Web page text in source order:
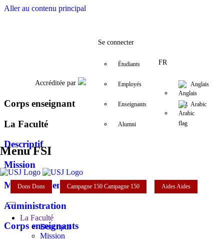
Aller au contenu principal
FacebookTwitter
Accréditée par
Se connecter
Étudiants
Employés
Enseignants
Alumni
FR
Anglais
Arabic
Menu FSI
Dons Dons Campagne 150 Campagne 150 AidesAides
La Faculté
Descriptif
Mission
Corps enseignant
La Faculté
Descriptif
Mission
Mot du doyen
Administration
Corps enseignants